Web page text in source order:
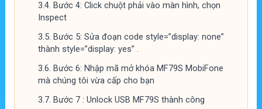
3.4. Bước 4: Click chuột phải vào màn hình, chọn
Inspect
3.5. Bước 5: Sửa đoạn code style=”display: none”
thành style=”display: yes” .
3.6. Bước 6: Nhập mã mở khóa MF79S MobiFone
mà chúng tôi vừa cấp cho bạn
3.7. Bước 7 : Unlock USB MF79S thành công